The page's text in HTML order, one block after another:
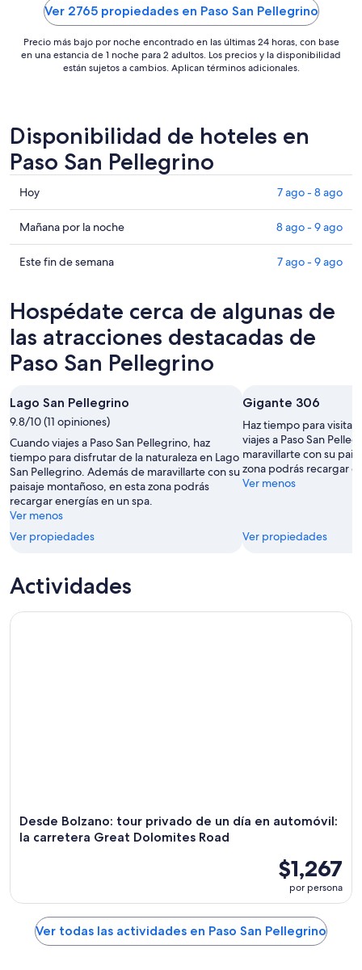
Ver 2765 propiedades en Paso San Pellegrino
Precio más bajo por noche encontrado en las últimas 24 horas, con base
en una estancia de 1 noche para 2 adultos. Los precios y la disponibilidad
están sujetos a cambios. Aplican términos adicionales.
Disponibilidad de hoteles en
Paso San Pellegrino
Consultar
precios
en
Paso
San
hoy,
ago
-
Hoy 7 ago - 8 ago
Consultar
precios
en
Pellegrino
mañana
por
noche,
8
ago
-
9
ago
Mañana por la noche 8 ago - 9 ago
Consultar
Paso
San
Pellegrino
para
fin
de
semana,
7
ago
-
9
ago
Este fin de semana 7 ago - 9 ago
Hospédate cerca de algunas de
las atracciones destacadas de
Paso San Pellegrino
Lago San Pellegrino
9.8/10 (11 opiniones)
Cuando viajes a Paso San Pellegrino, haz
tiempo para disfrutar de la naturaleza en Lago
San Pellegrino. Además de maravillarte con su
paisaje montañoso, en esta zona podrás
recargar energías en un spa.
Ver menos
Ver propiedades
Gigante 306
Haz tiempo para
viajes a Paso San
maravillarte con su
zona podrás recargar
Ver menos
Ver propiedades
Actividades
Desde Bolzano: tour privado de un día en automóvil:
la carretera Great Dolomites Road
$1,267
por persona
Desde Bolzano: tour privado de un día en automóvil: la
Ver todas las actividades en Paso San Pellegrino